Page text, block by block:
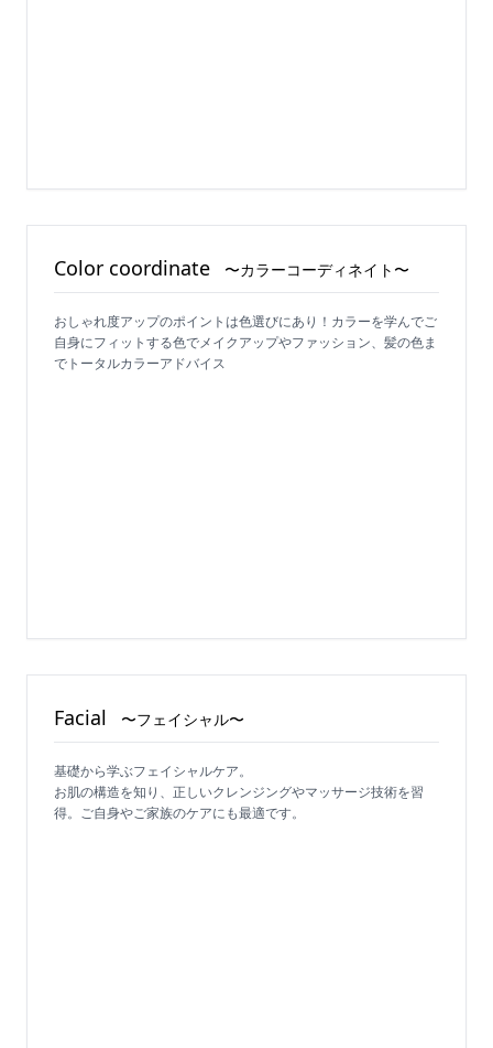
Color coordinate 〜カラーコーディネイト〜
おしゃれ度アップのポイントは色選びにあり！カラーを学んでご
自身にフィットする色でメイクアップやファッション、髪の色ま
でトータルカラーアドバイス
Facial 〜フェイシャル〜
基礎から学ぶフェイシャルケア。
お肌の構造を知り、正しいクレンジングやマッサージ技術を習
得。ご自身やご家族のケアにも最適です。